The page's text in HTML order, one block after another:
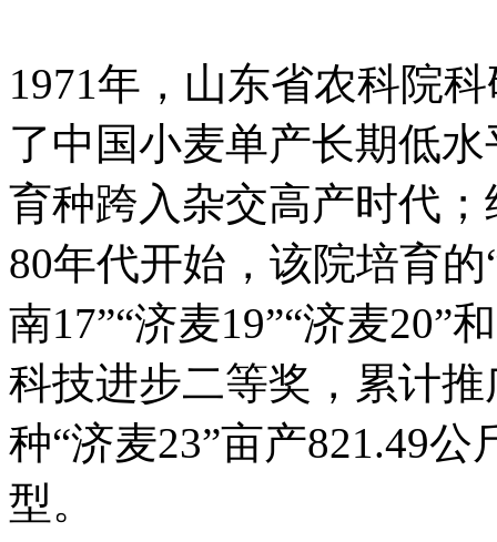
1971年，山东省农科院
了中国小麦单产长期低
育种跨入杂交高产时代
80年代开始，该院培育
南17”“济麦19”“济麦20”
科技进步二等奖，累计
种“济麦23”亩产821.49
型。